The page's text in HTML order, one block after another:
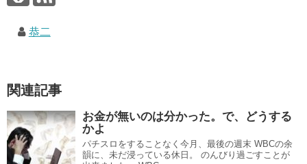
恭二
関連記事
お金が無いのは分かった。で、どうする
かよ
パチスロをすることなく今月、最後の週末 WBCの余
韻に、未だ浸っている休日。 のんびり過ごすことが